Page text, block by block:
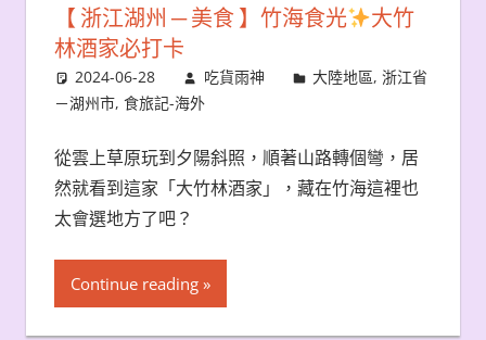
【 浙江湖州 ─ 美食 】竹海食光
大竹
林酒家必打卡
2024-06-28 吃貨雨神 大陸地區,浙江省
－湖州市, 食旅記-海外
從雲上草原玩到夕陽斜照，順著山路轉個彎，居
然就看到這家「大竹林酒家」，藏在竹海這裡也
太會選地方了吧？
Continue reading